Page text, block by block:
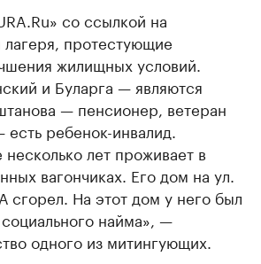
со ссылкой на
лагеря, протестующие
жилищных условий.
и Буларга — являются
— пенсионер, ветеран
есть ребенок-инвалид.
лет проживает в
вагончиках. Его дом на ул.
сгорел. На этот дом у него был
найма», —
одного из митингующих.